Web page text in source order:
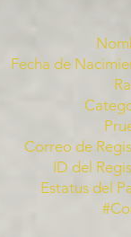
Fecha de
Correo de
ID del
Estatus del